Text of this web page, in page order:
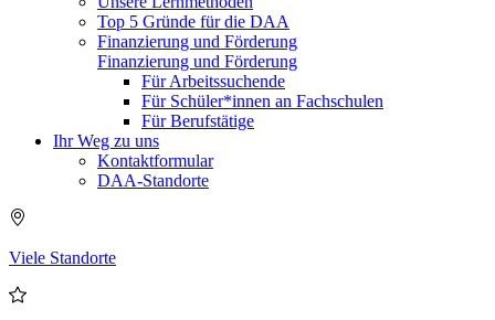
Top 5 Gründe für die DAA
Finanzierung und Förderung
Finanzierung und Förderung
Für Arbeitssuchende
Für Schüler*innen an Fachschulen
Für Berufstätige
Ihr Weg zu uns
Kontaktformular
DAA-Standorte
Viele Standorte